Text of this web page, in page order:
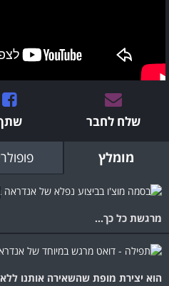
שלח לחבר
מומלץ
מרגשת כל כך...
הוא יצירת מופת שהשאירה אותנו